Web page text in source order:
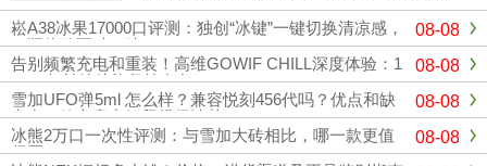
定期清理冷凝液、这样可以使你的烟杆寿命更
长，使用的时间更久。与其它电子烟产品相比，
柚子电子烟设计灵活，充电方式更简单。只需插
入充电电源，确保电子烟...
08-08
崧A38冰果17000口评测：独创“冰键”一键切换清凉感，
一瓶体验两种口味！
08-08
告别频繁充电和重装！高维GOWIF CHILL深度体验：1
8000超长续航能坚持多久？
08-08
雪加UFO弹5ml 怎么样？兼容悦刻456代吗？优点和缺
点在一篇文章中解释得很清楚
08-08
冰熊2万口一次性评测：与雪加大砖相比，哪一款更值
得买？